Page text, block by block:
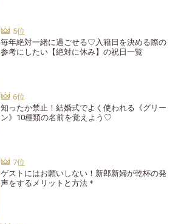
毎年絶対一緒に過ごせる♡入籍日を決める際の
参考にしたい【絶対に休み】の祝日一覧
知ったか禁止！結婚式でよく使われる《グリー
ン》10種類の名前を覚えよう♡
ゲストにはお願いしない！新郎新婦が乾杯の発
声をするメリットと方法＊